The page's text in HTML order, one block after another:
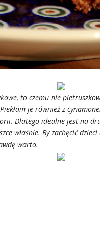
to czemu nie
je również z
Dlatego idealne jest na
właśnie. By zachęcić
warto.